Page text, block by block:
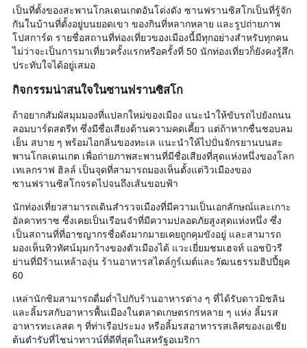
เป็นที่ตั้งของสะพานโกลเดนเกตอันโด่งดัง ซานฟรานซิสโกเป็นที่รู้จัก
กันในบ้านที่ตั้งอยู่บนยอดเขา ของกินที่หลากหลาย และรูปถ่ายภาพ
โปสการ์ด รายชื่อสถานที่ท่องเที่ยวของเมืองนี้มีทุกอย่างสำหรับทุกคน
ไม่ว่าจะเป็นการมาเที่ยวครั้งแรกหรือครั้งที่ 50 นักท่องเที่ยวก็ยังคงรู้สึก
ประทับใจได้อยู่เสมอ
กิจกรรมน่าสนใจในซานฟรานซิสโก
ถ้าอยากสัมผัสมุมมองที่แปลกใหม่ของเมือง แนะนำให้ขับรถไปยังถนน
ลอมบาร์ดสตรีท ซึ่งมีชื่อเสียงด้านความคดเคี้ยว แต่ถ้าหากชื่นชอบลม
เย็น สบาย ๆ พร้อมไอกลิ่นของทะเล แนะนำให้ไปปั่นจักรยานบนสะ
พานโกลเดนเกต เพื่อถ่ายภาพสะพานที่มีชื่อเสียงที่สุดแห่งหนึ่งของโลก
เทเลกราฟ ฮิลล์ เป็นจุดที่สามารถมองเห็นตั้งแต่วิวเมืองของ
ซานฟรานซิสโกจรดไปจนถึงเส้นขอบฟ้า
นักท่องเที่ยวสามารถเดินสำรวจเมืองที่มีความเป็นเอกลักษณ์และเกาะ
อัลคาทราซ ซึ่งเคยเป็นเรือนจำที่มีความปลอดภัยสูงสุดแห่งหนึ่ง ซึ่ง
เป็นสถานที่ที่อาชญากรชื่อดังมากมายเคยถูกคุมขังอยู่ และสามารถ
มองเห็นทิวทัศน์มุมกว้างของตัวเมืองได้ แวะเยี่ยมชมเฮจท์ แอชบิวรี
ย่านที่มีร้านเหล้าองุ่น ร้านอาหารสไตล์กูร์เมต์และวัฒนธรรมฮิปปี้ยุค
60
เหล่านักชิมสามารถดื่มด่ำไปกับร้านอาหารต่าง ๆ ที่ได้รับดาวมิชลิน
และลิ้มรสกับอาหารพื้นเมืองในตลาดเกษตรกรหลาย ๆ แห่ง ลิ้มรส
อาหารทะเลสด ๆ ที่ท่าเรือประมง หรือลิ้มรสอาหารรสเลิศของเอเชีย
ต้นตำรับที่ไชน่าทาวน์ที่ดีที่สุดในสหรัฐอเมริกา